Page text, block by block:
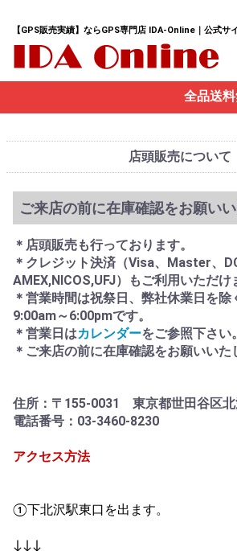
【GPS販売実績】ならGPS専門店 IDA-Online｜公式サ
全品送料
店頭販売について
ご来店の前に在庫確認をお願いい
＊店頭販売も行っております。
＊クレジット決済（Visa、Master、
AMEX,NICOS,UFJ）もご利用いただけ
＊営業時間は祝祭日、弊社休業日を除
9:00am～6:00pmです。
＊営業日はカレンダーをご参照下さい。
＊ご来店の前に在庫確認をお願いいた
住所：〒155-0031 東京都世田谷区
電話番号：03-3460-8230
アクセス方法
①下北沢駅東口を出ます。
↓↓↓